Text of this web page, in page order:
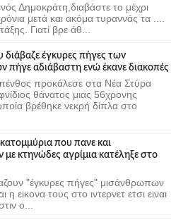
Δημοκράτη,διαβάστε το μέχρι
μετά και ακόμα τυραννάς τα ....
Γιατί βρε άθ...
διάβαζε έγκυρες πήγες των
πήγε αδιάβαστη ενώ έκανε διακοπές
προκάλεσε στα Νέα Στύρα
θάνατος μιας 56χρονης
βρέθηκε νεκρή δίπλα στο
που πανε και
με κτηνώδες αγρίμια κατέληξε στο
"έγκυρες πήγες" μισάνθρωπων
η εικονα τους στο ιντερνετ ετσι ειναι
ο...